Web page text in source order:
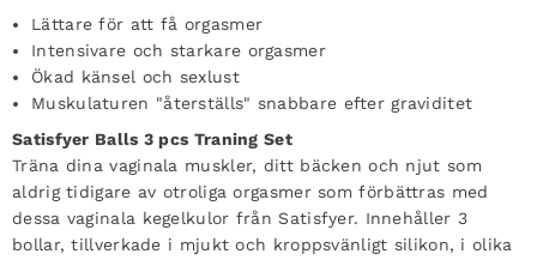
Lättare för att få orgasmer
Intensivare och starkare orgasmer
Ökad känsel och sexlust
Muskulaturen "återställs" snabbare efter graviditet
Satisfyer Balls 3 pcs Traning Set
Träna dina vaginala muskler, ditt bäcken och njut som
aldrig tidigare av otroliga orgasmer som förbättras med
dessa vaginala kegelkulor från Satisfyer. Innehåller 3
bollar, tillverkade i mjukt och kroppsvänligt silikon, i olika